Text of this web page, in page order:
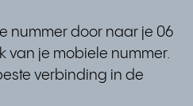
nummer door naar je 06
van je mobiele nummer.
verbinding in de